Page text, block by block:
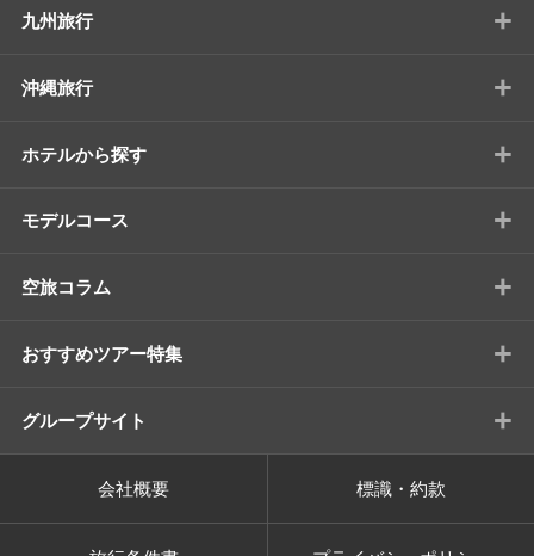
九州旅行 +
沖縄旅行 +
ホテルから探す +
モデルコース +
空旅コラム +
おすすめツアー特集 +
グループサイト +
会社概要 標識・約款